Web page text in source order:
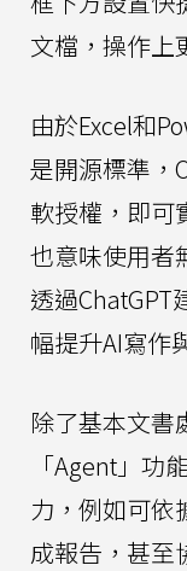
文檔，操作上
由於Excel和
是開源標準，
軟授權，即可
也意味使用者
透過ChatGPT
幅提升AI寫作
除了基本文書
「Agent」功
力，例如可依
成報告，甚至